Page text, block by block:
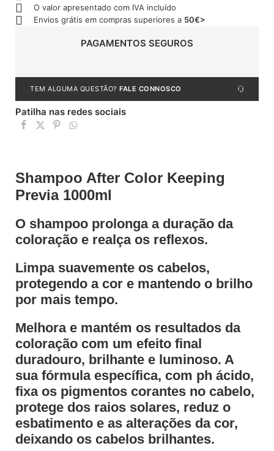
O valor apresentado com IVA incluído
Envios grátis em compras superiores a 50€>
PAGAMENTOS SEGUROS
TEM ALGUMA QUESTÃO? FALE CONNOSCO
Patilha nas redes sociais
Shampoo After Color Keeping
Previa 1000ml
O shampoo prolonga a duração da
coloração e realça os reflexos.
Limpa suavemente os cabelos,
protegendo a cor e mantendo o brilho
por mais tempo.
Melhora e mantém os resultados da
coloração com um efeito final
duradouro, brilhante e luminoso. A
sua fórmula específica, com ph ácido,
fixa os pigmentos corantes no cabelo,
protege dos raios solares, reduz o
esbatimento e as alterações da cor,
deixando os cabelos brilhantes.